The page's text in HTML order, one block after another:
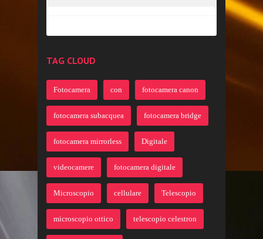
TAG CLOUD
Fotocamera con fotocamera canon
fotocamera subacquea fotocamera bridge
fotocamera mirrorless Digitale
videocamere fotocamera digitale
Microscopio cellulare Telescopio
microscopio ottico telescopio celestron